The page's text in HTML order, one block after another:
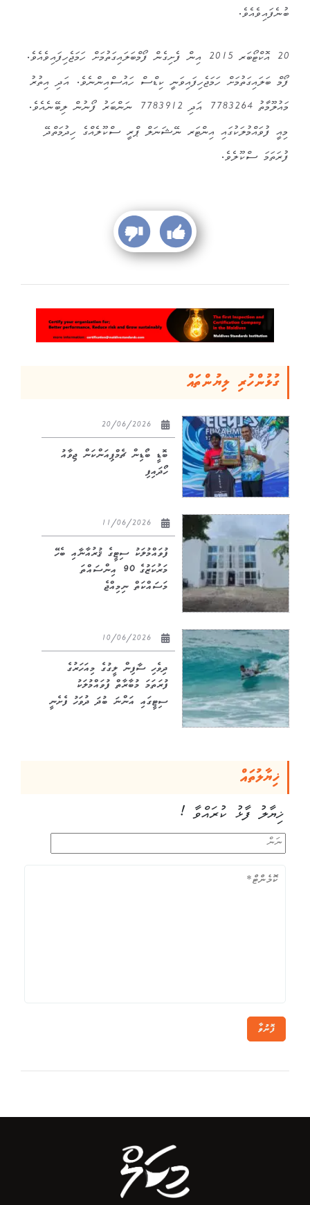
ބުނެފައިވެއެވެ.
20 އޮކްޓޯބަރ 2015 އިން ފެށިގެން ފޯމްބަލައިގަތުމަށް ހަމަޖެހިފައިވެއެވެ.
ފޯމް ބަލައިގަތުމަށް ހަމަޖެހިފައިވަނީ ކިޑްސް ހައުސްއިންނެވެ. އަދި އިތުރު
މައުލޫމާތު 7783264 އަދި 7783912 ނަންބަރު ފޯނުން ލިބޭނެއެވެ.
މިއީ ފުވައްމުލަކުގައި އިންޓަރ ނޭޝަނަލް ޕްރީ ސްކޫލެއްގެ ހިދުމަތްދޭ
ފުރަތަމަ ސްކޫލެވެ.
ގުޅުންހުރި ލިޔުންތައް
ބޮޑީ ބޯޑިން ޗެމްޕިއަންކަން ޖިވާއު
ހޯދައިފި
ފުވައްމުލަކު ސިޓީގެ ޤުރުއާނާއި ބެހޭ
މަރުކަޒުގެ 90 އިންސައްތަ
މަސައްކަތް ނިމިއްޖެ
ދިވެހި ސާފިން ލީގުގެ މިއަހަރުގެ
ފުރަތަމަ މުބާރާތް ފުވައްމުލަކު
ސިޓީގައި އަންނަ ބުދަ ދުވަހު ފެށެނީ
ޚިޔާލުތައް
ޚިޔާލު ފާޅު ކުރައްވާ !
ފޮނުވާ